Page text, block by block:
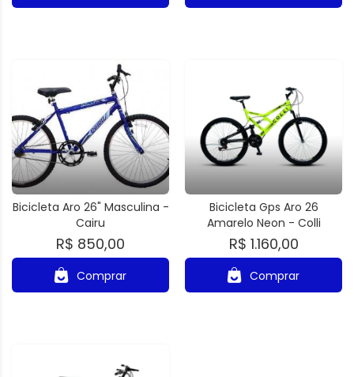
Bicicleta Aro 26" Masculina -
Cairu
R$ 850,00
Comprar
Bicicleta Gps Aro 26
Amarelo Neon - Colli
R$ 1.160,00
Comprar